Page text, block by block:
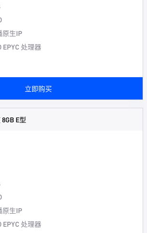
原生IP
处理器
立即购买
E型
原生IP
处理器